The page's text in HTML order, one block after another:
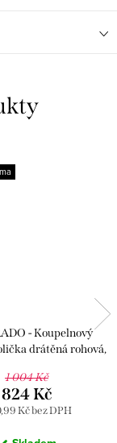
- Koupelnový
drátěná rohová,
1 004 Kč
Kč bez DPH
824 Kč